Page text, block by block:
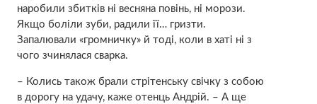
наробили збитків ні весняна повінь, ні морози.
Якщо боліли зуби, радили її… гризти.
Запалювали «громничку» й тоді, коли в хаті ні з
чого зчинялася сварка.
– Колись також брали стрітенську свічку з собою
в дорогу на удачу, каже отенць Андрій. – А ще